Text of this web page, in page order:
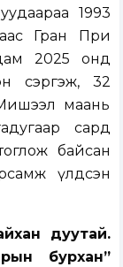
1993
Гран При
2025 онд
сэргэж, 32
маань
сард
байсан
үлдсэн
дуутай.
бурхан”